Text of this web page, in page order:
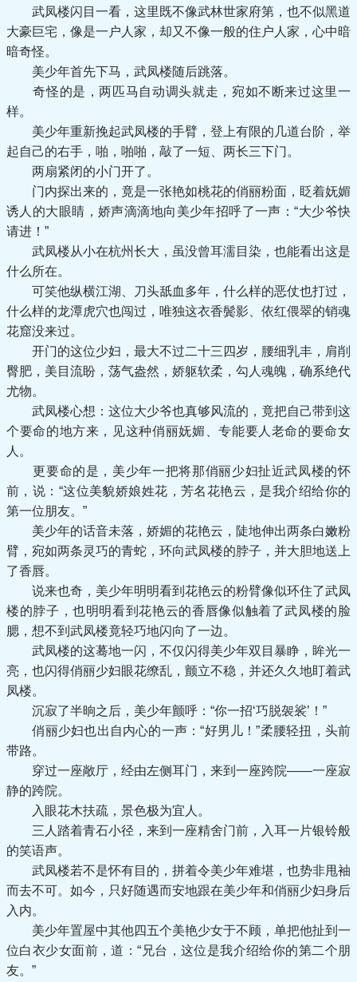
武凤楼闪目一看，这里既不像武林世家府第，也不似黑道
大豪巨宅，像是一户人家，却又不像一般的住户人家，心中暗
暗奇怪。
美少年首先下马，武凤楼随后跳落。
奇怪的是，两匹马自动调头就走，宛如不断来过这里一
样。
美少年重新挽起武凤楼的手臂，登上有限的几道台阶，举
起自己的右手，啪，啪啪，敲了一短、两长三下门。
两扇紧闭的小门开了。
门内探出来的，竟是一张艳如桃花的俏丽粉面，眨着妩媚
诱人的大眼睛，娇声滴滴地向美少年招呼了一声：“大少爷快
请进！”
武凤楼从小在杭州长大，虽没曾耳濡目染，也能看出这是
什么所在。
可笑他纵横江湖、刀头舐血多年，什么样的恶仗也打过，
什么样的龙潭虎穴也闯过，唯独这衣香鬓影、依红偎翠的销魂
花窟没来过。
开门的这位少妇，最大不过二十三四岁，腰细乳丰，肩削
臀肥，美目流盼，荡气盎然，娇躯软柔，勾人魂魄，确系绝代
尤物。
武凤楼心想：这位大少爷也真够风流的，竟把自己带到这
个要命的地方来，见这种俏丽妩媚、专能要人老命的要命女
人。
更要命的是，美少年一把将那俏丽少妇扯近武凤楼的怀
前，说：“这位美貌娇娘姓花，芳名花艳云，是我介绍给你的
第一位朋友。”
美少年的话音未落，娇媚的花艳云，陡地伸出两条白嫩粉
臂，宛如两条灵巧的青蛇，环向武凤楼的脖子，并大胆地送上
了香唇。
说来也奇，美少年明明看到花艳云的粉臂像似环住了武凤
楼的脖子，也明明看到花艳云的香唇像似触着了武凤楼的脸
腮，想不到武凤楼竟轻巧地闪向了一边。
武凤楼的这蓦地一闪，不仅闪得美少年双目暴睁，眸光一
亮，也闪得俏丽少妇眼花缭乱，颤立不稳，并还久久地盯着武
凤楼。
沉寂了半晌之后，美少年颤呼：“你一招‘巧脱袈裟’！”
俏丽少妇也出自内心的一声：“好男儿！”柔腰轻扭，头前
带路。
穿过一座敞厅，经由左侧耳门，来到一座跨院——一座寂
静的跨院。
入眼花木扶疏，景色极为宜人。
三人踏着青石小径，来到一座精舍门前，入耳一片银铃般
的笑语声。
武凤楼若不是怀有目的，拼着令美少年难堪，也势非甩袖
而去不可。如今，只好随遇而安地跟在美少年和俏丽少妇身后
入内。
美少年置屋中其他四五个美艳少女于不顾，单把他扯到一
位白衣少女面前，道：“兄台，这位是我介绍给你的第二个朋
友。”